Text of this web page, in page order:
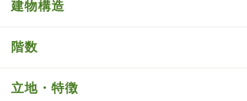
建物構造
階数
立地・特徴